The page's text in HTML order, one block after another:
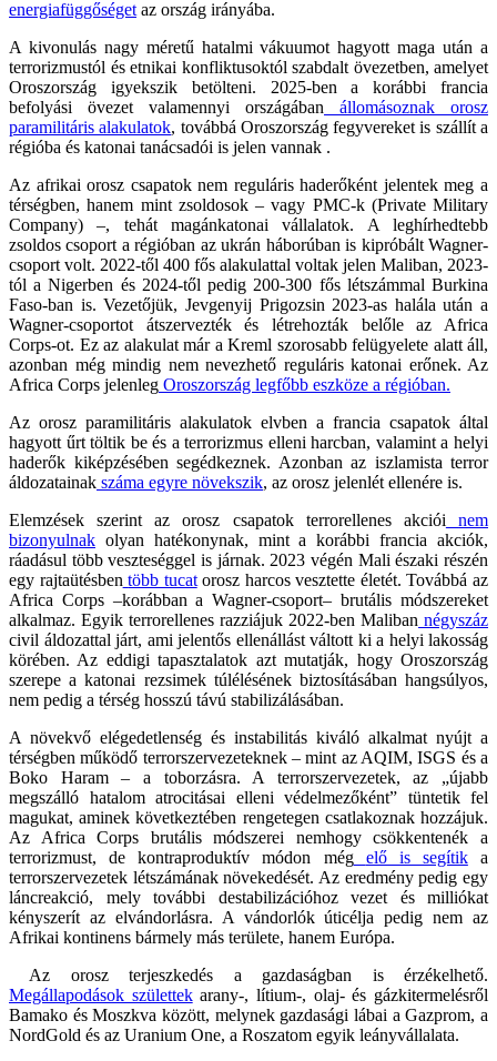
energiafüggőséget az ország irányába.
A kivonulás nagy méretű hatalmi vákuumot hagyott maga után a
terrorizmustól és etnikai konfliktusoktól szabdalt övezetben, amelyet
Oroszország igyekszik betölteni. 2025-ben a korábbi francia
befolyási övezet valamennyi országában
állomásoznak orosz
paramilitáris alakulatok, továbbá Oroszország fegyvereket is szállít a
régióba és katonai tanácsadói is jelen vannak .
Az afrikai orosz csapatok nem reguláris haderőként jelentek meg a
térségben, hanem mint zsoldosok – vagy PMC-k (Private Military
Company) –, tehát magánkatonai vállalatok. A leghírhedtebb
zsoldos csoport a régióban az ukrán háborúban is kipróbált Wagner-
csoport volt. 2022-től 400 fős alakulattal voltak jelen Maliban, 2023-
tól a Nigerben és 2024-től pedig 200-300 fős létszámmal Burkina
Faso-ban is. Vezetőjük, Jevgenyij Prigozsin 2023-as halála után a
Wagner-csoportot átszervezték és létrehozták belőle az Africa
Corps-ot. Ez az alakulat már a Kreml szorosabb felügyelete alatt áll,
azonban még mindig nem nevezhető reguláris katonai erőnek. Az
Africa Corps jelenleg Oroszország legfőbb eszköze a régióban.
Az orosz paramilitáris alakulatok elvben a francia csapatok által
hagyott űrt töltik be és a terrorizmus elleni harcban, valamint a helyi
haderők kiképzésében segédkeznek. Azonban az iszlamista terror
áldozatainak száma egyre növekszik, az orosz jelenlét ellenére is.
Elemzések szerint az orosz csapatok terrorellenes akciói
nem
bizonyulnak olyan hatékonynak, mint a korábbi francia akciók,
ráadásul több veszteséggel is járnak. 2023 végén Mali északi részén
egy rajtaütésben több tucatorosz harcos vesztette életét. Továbbá az
Africa Corps –korábban a Wagner-csoport– brutális módszereket
alkalmaz. Egyik terrorellenes razziájuk 2022-ben Maliban négyszáz
civil áldozattal járt, ami jelentős ellenállást váltott ki a helyi lakosság
körében. Az eddigi tapasztalatok azt mutatják, hogy Oroszország
szerepe a katonai rezsimek túlélésének biztosításában hangsúlyos,
nem pedig a térség hosszú távú stabilizálásában.
A növekvő elégedetlenség és instabilitás kiváló alkalmat nyújt a
térségben működő terrorszervezeteknek – mint az AQIM, ISGS és a
Boko Haram – a toborzásra. A terrorszervezetek, az „újabb
megszálló hatalom atrocitásai elleni védelmezőként” tüntetik fel
magukat, aminek következtében rengetegen csatlakoznak hozzájuk.
Az Africa Corps brutális módszerei nemhogy csökkentenék a
terrorizmust, de kontraproduktív módon még
elő is segítika
terrorszervezetek létszámának növekedését. Az eredmény pedig egy
láncreakció, mely további destabilizációhoz vezet és milliókat
kényszerít az elvándorlásra. A vándorlók úticélja pedig nem az
Afrikai kontinens bármely más területe, hanem Európa.
Az orosz terjeszkedés a gazdaságban is érzékelhető.
Megállapodások születtekarany-, lítium-, olaj- és gázkitermelésről
Bamako és Moszkva között, melynek gazdasági lábai a Gazprom, a
NordGold és az Uranium One, a Roszatom egyik leányvállalata.